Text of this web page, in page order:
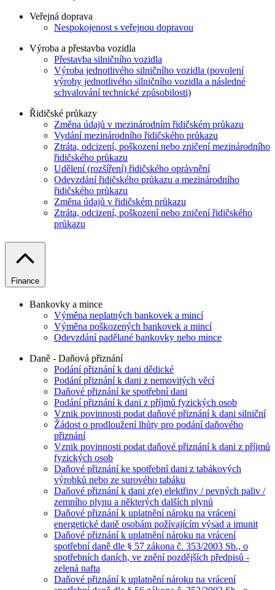
Veřejná doprava
Nespokojenost s veřejnou dopravou
Výroba a přestavba vozidla
Přestavba silničního vozidla
Výroba jednotlivého silničního vozidla (povolení
výroby jednotlivého silničního vozidla a následné
schvalování technické způsobilosti)
Řidičské průkazy
Změna údajů v mezinárodním řidičském průkazu
Vydání mezinárodního řidičského průkazu
Ztráta, odcizení, poškození nebo zničení mezinárodního
řidičského průkazu
Udělení (rozšíření) řidičského oprávnění
Odevzdání řidičského průkazu a mezinárodního
řidičského průkazu
Změna údajů v řidičském průkazu
Ztráta, odcizení, poškození nebo zničení řidičského
průkazu
Finance
Bankovky a mince
Výměna neplatných bankovek a mincí
Výměna poškozených bankovek a mincí
Odevzdání padělané bankovky nebo mince
Daně - Daňová přiznání
Podání přiznání k dani dědické
Podání přiznání k dani z nemovitých věcí
Daňové přiznání ke spotřební dani
Podání přiznání k dani z příjmů fyzických osob
Vznik povinnosti podat daňové přiznání k dani silniční
Žádost o prodloužení lhůty pro podání daňového
přiznání
Vznik povinnosti podat daňové přiznání k dani z příjmů
fyzických osob
Daňové přiznání ke spotřební dani z tabákových
výrobků nebo ze surového tabáku
Daňové přiznání k dani z(e) elektřiny / pevných paliv /
zemního plynu a některých dalších plynů
Daňové přiznání k uplatnění nároku na vrácení
energetické daně osobám požívajícím výsad a imunit
Daňové přiznání k uplatnění nároku na vrácení
spotřební daně dle § 57 zákona č. 353/2003 Sb., o
spotřebních daních, ve znění pozdějších předpisů -
zelená nafta
Daňové přiznání k uplatnění nároku na vrácení